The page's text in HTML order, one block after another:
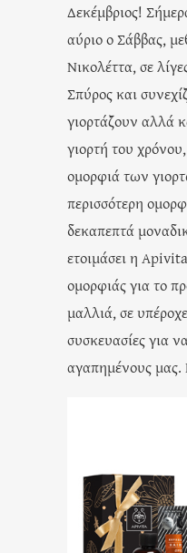
Δεκέμβριος!
αύριο ο Σάββας,
Νικολέττα, σε
Σπύρος και
γιορτάζουν αλλά
γιορτή του
ομορφιά των
περισσότερη
δεκαπεπτά
ετοιμάσει η
ομορφιάς για το
μαλλιά, σε
συσκευασίες για
αγαπημένους μας.